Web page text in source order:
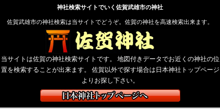
神社検索サイトでいく佐賀武雄市の神社
佐賀武雄市の神社検索は当サイトでどうぞ。佐賀の神社を高速検索出来ます。
当サイトは佐賀の神社検索サイトです。 地図付きデータでお近くの神社の位
置を検索することが出来ます。 佐賀以外で探す場合は日本神社トップページ
よりお探し下さい。